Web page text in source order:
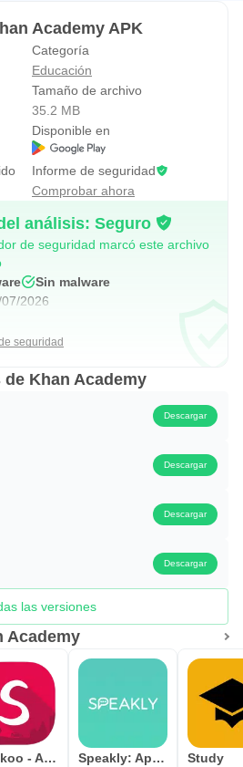
Academy APK
Categoría
Educación
Tamaño de archivo
35.2 MB
Disponible en
Informe de seguridad
Comprobar ahora
análisis: Seguro
de seguridad marcó este archivo
Sin malware
2026
seguridad
Khan Academy
Descargar
Descargar
Descargar
Descargar
las versiones
Academy
Speekoo - Aprende un idioma Speakly: Aprende idiomas Study